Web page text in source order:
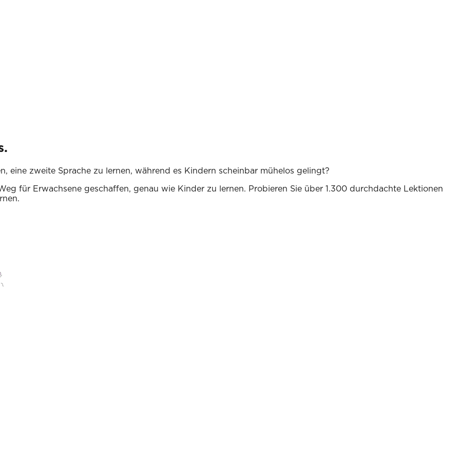
eine zweite Sprache zu lernen, während es Kindern scheinbar mühelos gelingt?‍
für Erwachsene geschaffen, genau wie Kinder zu lernen. Probieren Sie über 1.300 durchdachte Lektionen